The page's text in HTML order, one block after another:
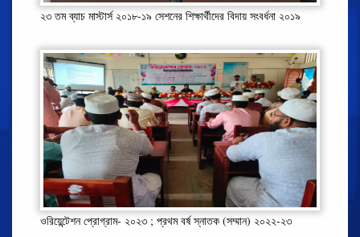
২৩ তম ব্যাচ মাস্টার্স ২০১৮-১৯ সেশনের শিক্ষার্থীদের বিদায় সংবর্ধনা ২০১৯
ওরিয়েন্টেশন প্রোগ্রাম- ২০২৩ ; প্রথম বর্ষ স্নাতক (সম্মান) ২০২২-২৩